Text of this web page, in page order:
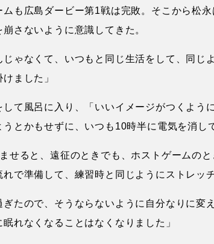
も広島ダービー第1戦は完敗。そこから松
さないように意識してきた。
じゃなくて、いつもと同じ生活をして、同じ
ました」
て風呂に入り、「いいイメージがつくよう
うとかもせずに、いつも10時半に電気を消し
せると、遠征のときでも、ホストゲームの
で準備して、練習時と同じようにストレッ
ぎたので、そうならないように自分なりに変
れなくなることはなくなりました」